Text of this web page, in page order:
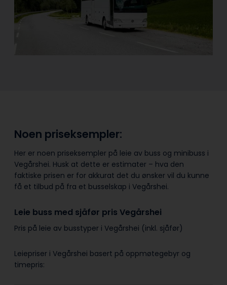
Noen priseksempler:
Her er noen priseksempler på leie av buss og minibuss i
Vegårshei. Husk at dette er estimater – hva den
faktiske prisen er for akkurat det du ønsker vil du kunne
få et tilbud på fra et busselskap i Vegårshei.
Leie buss med sjåfør pris Vegårshei
Pris på leie av busstyper i Vegårshei (inkl. sjåfør)
Leiepriser i Vegårshei basert på oppmøtegebyr og
timepris: